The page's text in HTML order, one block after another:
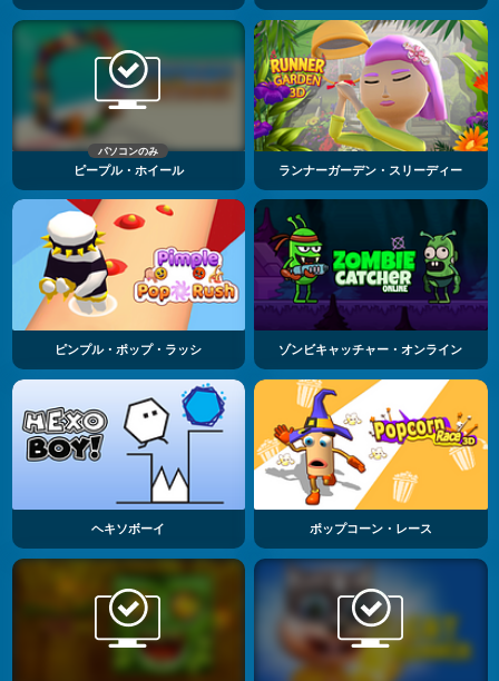
パソコンのみ
ピープル・ホイール ランナーガーデン・スリーディー
ピンプル・ポップ・ラッシ ゾンビキャッチャー・オンライン
ヘキソボーイ ポップコーン・レース